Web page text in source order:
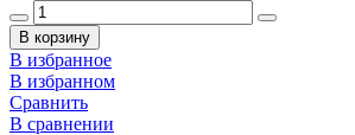
В корзину
В избранное
В избранном
Сравнить
В сравнении